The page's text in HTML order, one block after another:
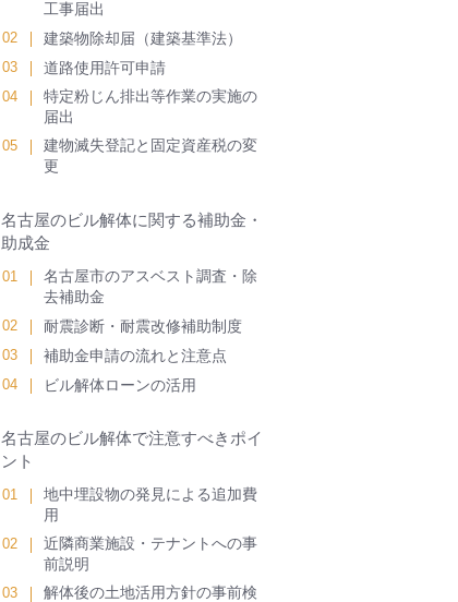
工事届出
建築物除却届（建築基準法）
道路使用許可申請
特定粉じん排出等作業の実施の
届出
建物滅失登記と固定資産税の変
更
名古屋のビル解体に関する補助金・
助成金
名古屋市のアスベスト調査・除
去補助金
耐震診断・耐震改修補助制度
補助金申請の流れと注意点
ビル解体ローンの活用
名古屋のビル解体で注意すべきポイ
ント
地中埋設物の発見による追加費
用
近隣商業施設・テナントへの事
前説明
解体後の土地活用方針の事前検